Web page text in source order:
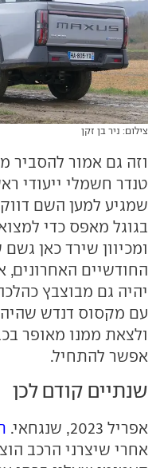
צילום: ניר בן זקן
וזה גם אמור להסביר
טנדר חשמלי ייעודי
שמגיע למען השם
בגוגל מאפס כדי
ומכיוון שירד כאן
החודשיים האחרונים,
יהיה גם מבוצבץ
עם מקסוס דנדש שהיה
ולצאת ממנו מאופר
אפשר להתחיל.
שנתיים קודם לכן
אפריל 2023, שנגחאי.
אחרי שיצרני הרכב